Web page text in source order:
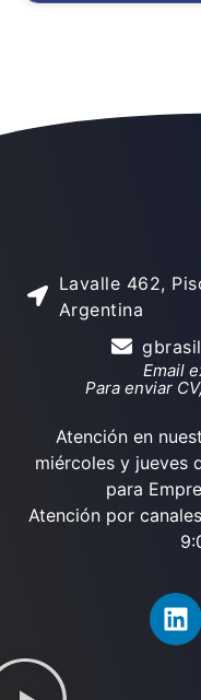
Lavalle 462,
Argentina
Email
Para enviar
Atención en
miércoles y jueves
para
Atención por